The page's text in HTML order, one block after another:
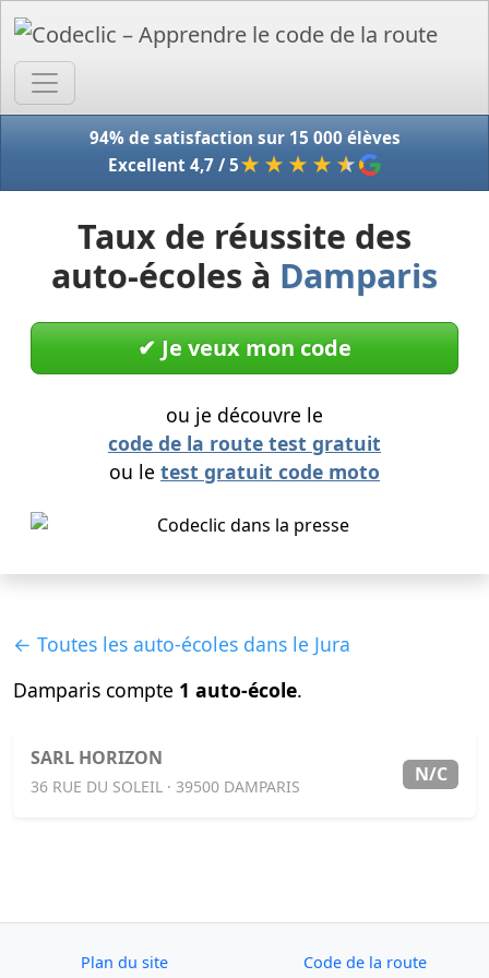
94% de satisfaction sur 15 000 élèves
Excellent 4,7 / 5★★★★ ★
Taux de réussite des
auto-écoles à Damparis
✔︎ Je veux mon code
ou je découvre le
code de la route test gratuit
ou le test gratuit code moto
← Toutes les auto-écoles dans le Jura
Damparis compte 1 auto-école.
SARL HORIZON
36 RUE DU SOLEIL · 39500 DAMPARIS
N/C
Plan du site Code de la route